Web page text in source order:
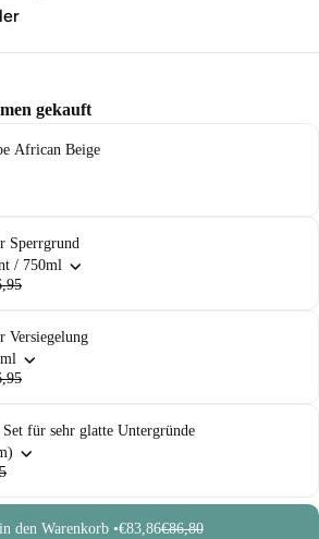
gekauft
African Beige
Sperrgrund
/ 750ml
Versiegelung
für sehr glatte Untergründe
den Warenkorb •€83,86€86,80